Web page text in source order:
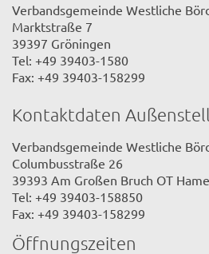
Verbandsgemeinde Westliche
Marktstraße 7
39397 Gröningen
Tel: +49 39403-1580
Fax: +49 39403-158299
Kontaktdaten
Verbandsgemeinde Westliche
Columbusstraße 26
39393 Am Großen Bruch OT
Tel: +49 39403-158850
Fax: +49 39403-158299
Öffnungszeiten